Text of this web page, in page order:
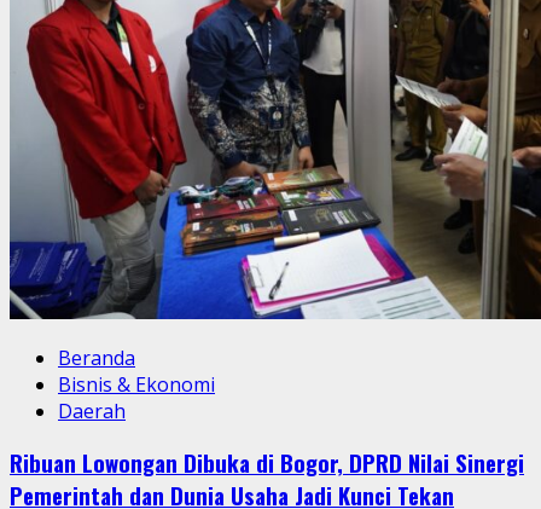
Beranda
Bisnis & Ekonomi
Daerah
Ribuan Lowongan Dibuka di Bogor, DPRD Nilai Sinergi
Pemerintah dan Dunia Usaha Jadi Kunci Tekan